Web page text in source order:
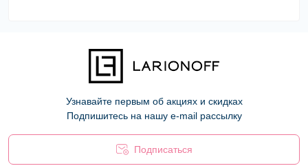
Узнавайте первым об акциях и скидках
Подпишитесь на нашу e-mail рассылку
Подписаться